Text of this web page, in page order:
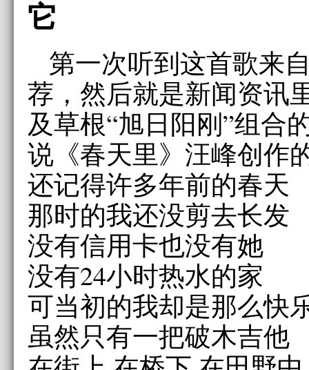
它
第一次听到这首歌来
荐，然后就是新闻资讯
及草根“旭日阳刚”组合
说《春天里》汪峰创作
还记得许多年前的春天
那时的我还没剪去长发
没有信用卡也没有她
没有24小时热水的家
可当初的我却是那么快
虽然只有一把破木吉他